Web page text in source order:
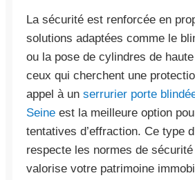
La sécurité est renforcée en
solutions adaptées comme le
ou la pose de cylindres de
ceux qui cherchent une
appel à un serrurier porte
Seine est la meilleure option
tentatives d’effraction. Ce type
respecte les normes de
valorise votre patrimoine